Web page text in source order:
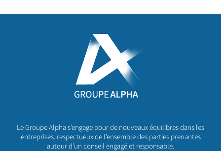
Le Groupe Alpha s’engage pour de nouveaux équilibres dans les
entreprises, respectueux de l’ensemble des parties prenantes
autour d’un conseil engagé et responsable.